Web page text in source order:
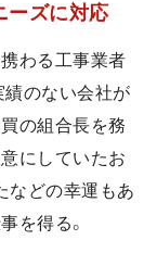
ーズに対応
わる工事業者
績のない会社が
の組合長を務
にしていたお
などの幸運もあ
を得る。